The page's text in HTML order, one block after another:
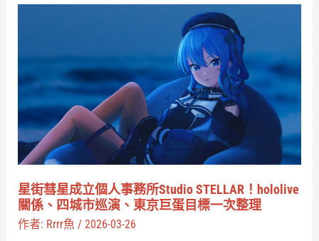
片，
令
粉
絲
五
雜
陳
星街彗星成立個人事務所Studio STELLAR！hololive
關係、四城市巡演、東京巨蛋目標一次整理
作者: Rrrr魚 / 2026-03-26
彗
星
個
人
事
務
所